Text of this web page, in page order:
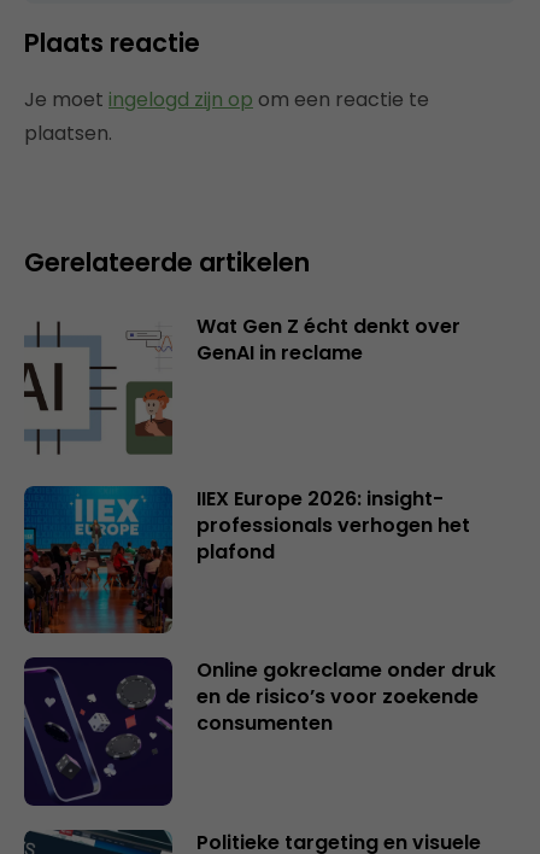
Plaats reactie
Je moet ingelogd zijn op om een reactie te
plaatsen.
Gerelateerde artikelen
Wat Gen Z écht denkt over
GenAI in reclame
IIEX Europe 2026: insight-
professionals verhogen het
plafond
Online gokreclame onder druk
en de risico’s voor zoekende
consumenten
Politieke targeting en visuele